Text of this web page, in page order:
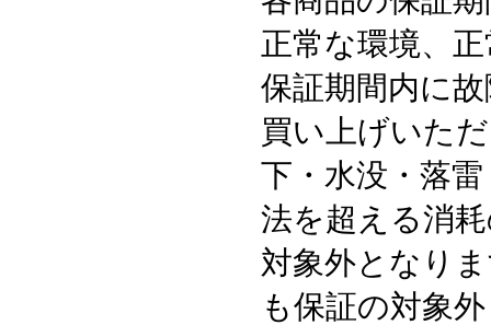
正常な環境、
保証期間内に
買い上げいた
下・水没・落
法を超える消
対象外となり
も保証の対象